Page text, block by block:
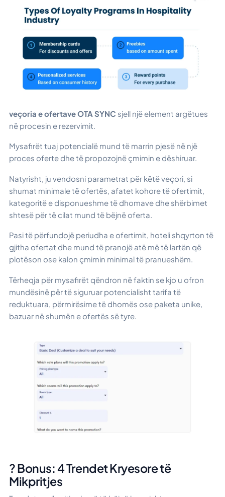
veçoria e ofertave OTA SYNC sjell një element argëtues
në procesin e rezervimit.
Mysafirët tuaj potencialë mund të marrin pjesë në një
proces oferte dhe të propozojnë çmimin e dëshiruar.
Natyrisht, ju vendosni parametrat për këtë veçori, si
shumat minimale të ofertës, afatet kohore të ofertimit,
kategoritë e disponueshme të dhomave dhe shërbimet
shtesë për të cilat mund të bëjnë oferta.
Pasi të përfundojë periudha e ofertimit, hoteli shqyrton të
gjitha ofertat dhe mund të pranojë atë më të lartën që
plotëson ose kalon çmimin minimal të pranueshëm.
Tërheqja për mysafirët qëndron në faktin se kjo u ofron
mundësinë për të siguruar potencialisht tarifa të
reduktuara, përmirësime të dhomës ose paketa unike,
bazuar në shumën e ofertës së tyre.
? Bonus: 4 Trendet Kryesore të
Mikpritjes